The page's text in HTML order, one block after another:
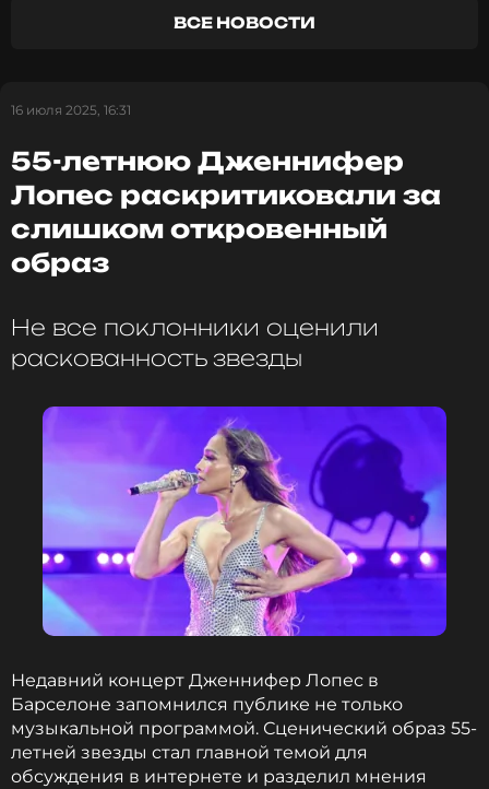
и многое другое >
Забирай и владей, всё ок. Можешь не
Дженнифер Лопес отказалась
выходить замуж в пятый раз: «Я
1 год назад
Новость по теме >
Читайте нас в ВКонтакте, чтобы
ВСЕ НОВОСТИ
16 июля 2025, 16:31
55-летнюю Дженнифер
Лопес раскритиковали за
слишком откровенный
образ
Не все поклонники оценили
раскованность звезды
Недавний концерт Дженнифер Лопес в
Барселоне запомнился публике не только
музыкальной программой. Сценический образ 55-
летней звезды стал главной темой для
обсуждения в интернете и разделил мнения